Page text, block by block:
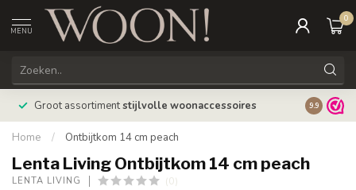
MENU
0
Groot assortimentstijlvolle woonaccessoires 9.9
Home / Ontbijtkom 14 cm peach
Lenta Living Ontbijtkom 14 cm peach
LENTA LIVING (0)